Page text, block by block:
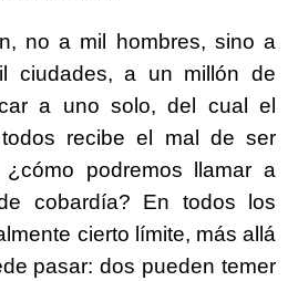
no a mil hombres, sino a
ciudades, a un millón de
a uno solo, del cual el
recibe el mal de ser
podremos llamar a
cobardía? En todos los
cierto límite, más allá
pasar: dos pueden temer